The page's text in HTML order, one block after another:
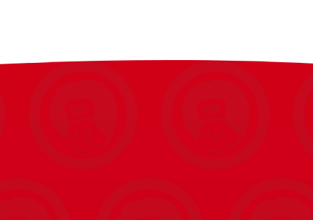
pasteller til dybe, mættede toner. De
udtværing. Markerne er designet i